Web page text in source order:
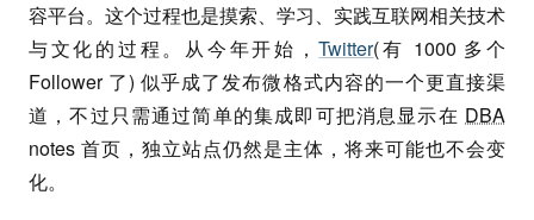
容平台。这个过程也是摸索、学习、实践互联网相关技术
与文化的过程。从今年开始，Twitter(有 1000 多个
Follower 了) 似乎成了发布微格式内容的一个更直接渠
道，不过只需通过简单的集成即可把消息显示在 DBA
notes 首页，独立站点仍然是主体，将来可能也不会变
化。